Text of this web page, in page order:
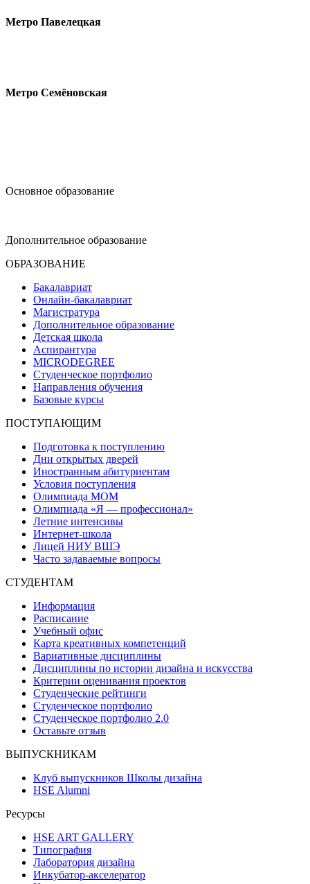
Метро Павелецкая
Метро Семёновская
Основное образование
Дополнительное образование
ОБРАЗОВАНИЕ
Бакалавриат
Онлайн-бакалавриат
Магистратура
Дополнительное образование
Детская школа
Аспирантура
MICRODEGREE
Студенческое портфолио
Направления обучения
Базовые курсы
ПОСТУПАЮЩИМ
Подготовка к поступлению
Дни открытых дверей
Иностранным абитуриентам
Условия поступления
Олимпиада МОМ
Олимпиада «Я — профессионал»
Летние интенсивы
Интернет-школа
Лицей НИУ ВШЭ
Часто задаваемые вопросы
СТУДЕНТАМ
Информация
Расписание
Учебный офис
Карта креативных компетенций
Вариативные дисциплины
Дисциплины по истории дизайна и искусства
Критерии оценивания проектов
Студенческие рейтинги
Студенческое портфолио
Студенческое портфолио 2.0
Оставьте отзыв
ВЫПУСКНИКАМ
Клуб выпускников Школы дизайна
HSE Alumni
Ресурсы
HSE ART GALLERY
Типография
Лаборатория дизайна
Инкубатор-акселератор